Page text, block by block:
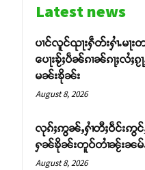
Latest news
ပၢင်လူင်ၺႃးႁဵတ်းႁၢႆႉမႃး
ပေႃးၶႂ်ႈပဵၼ်ၵၢၼ်ၵႃႈလႆႈၵႂ
မၼ်းၶိုၼ်း
August 8, 2026
လုၵ်ႈဢွၼ်ႇႁၢႆတီႈဝဵင်းဢွင်
ႁၼ်ၶိုၼ်းတူဝ်တၢႆၼႂ်းၼမ်ႉ
August 8, 2026